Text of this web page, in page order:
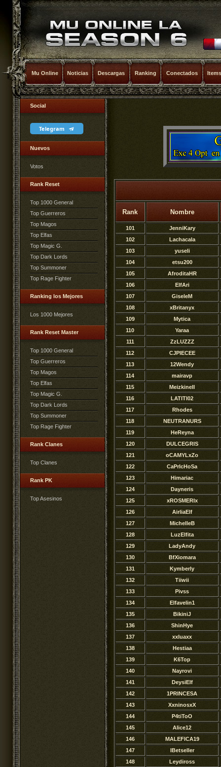
Mu Online Noticias Descargas Ranking Conectados Items
Social
Telegram
Nuevos
Votos
Rank Reset
Top 1000 General
Top Guerreros
Top Magos
Top Elfas
Top Magic G.
Top Dark Lords
Top Summoner
Top Rage Fighter
Ranking los Mejores
Los 1000 Mejores
Rank Reset Master
Top 1000 General
Top Guerreros
Top Magos
Top Elfas
Top Magic G.
Top Dark Lords
Top Summoner
Top Rage Fighter
Rank Clanes
Top Clanes
Rank PK
Top Asesinos
Rank Nombre
101
JenniKary
102
Lachacala
103
yuseli
104
etsu200
105
AfroditaHR
106
ElfAri
107
GiseleM
108
xBritanyx
109
Mytica
110
Yaraa
111
ZzLUZZZ
112
CJPIECEE
113
12Wendy
114
mairavp
115
MeizkineII
116
LATITI02
117
Rhodes
118
NEUTRANURS
119
HeReyna
120
DULCEGRIS
121
oCAMYLxZo
122
CaPrIcHoSa
123
Himariac
124
Dayneris
125
xROSMERIx
126
AirliaElf
127
MichelleB
128
LuzElfita
129
LadyAndy
130
BfXiomara
131
Kymberly
132
Tiiwii
133
Pivss
134
Elfavelin1
135
BikiniJ
136
ShinHye
137
xxluaxx
138
Hestiaa
139
K6Top
140
Nayrovi
141
DeysiElf
142
1PRINCESA
143
XxninosxX
144
P4tiToO
145
Alice12
146
MALEFICA19
147
IBetseller
148
Leydiross